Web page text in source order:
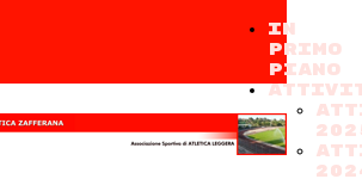
IN
PRIMO
PIANO